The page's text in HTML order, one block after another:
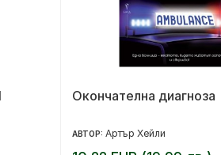
Окончателна диагноза
АВТОР: Артър Хейли